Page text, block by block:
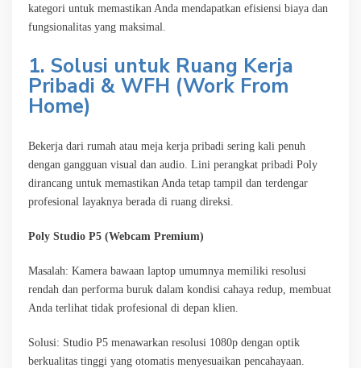
kategori untuk memastikan Anda mendapatkan efisiensi biaya dan
fungsionalitas yang maksimal.
1. Solusi untuk Ruang Kerja
Pribadi & WFH (Work From
Home)
Bekerja dari rumah atau meja kerja pribadi sering kali penuh
dengan gangguan visual dan audio. Lini perangkat pribadi Poly
dirancang untuk memastikan Anda tetap tampil dan terdengar
profesional layaknya berada di ruang direksi.
Poly Studio P5 (Webcam Premium)
Masalah: Kamera bawaan laptop umumnya memiliki resolusi
rendah dan performa buruk dalam kondisi cahaya redup, membuat
Anda terlihat tidak profesional di depan klien.
Solusi: Studio P5 menawarkan resolusi 1080p dengan optik
berkualitas tinggi yang otomatis menyesuaikan pencahayaan.